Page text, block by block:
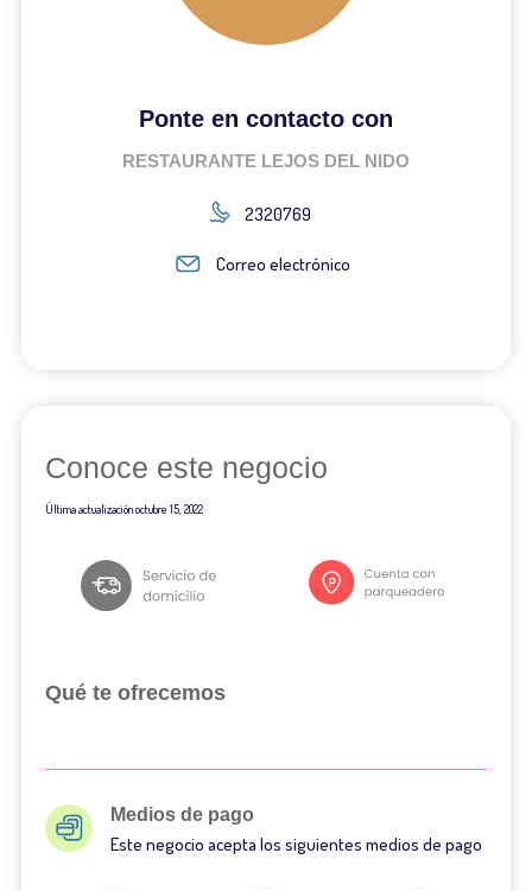
Ponte en contacto con
RESTAURANTE LEJOS DEL NIDO
2320769
Correo electrónico
Conoce este negocio
Última actualizaciónoctubre 15, 2022
Qué te ofrecemos
Medios de pago
Este negocio acepta los siguientes medios de pago